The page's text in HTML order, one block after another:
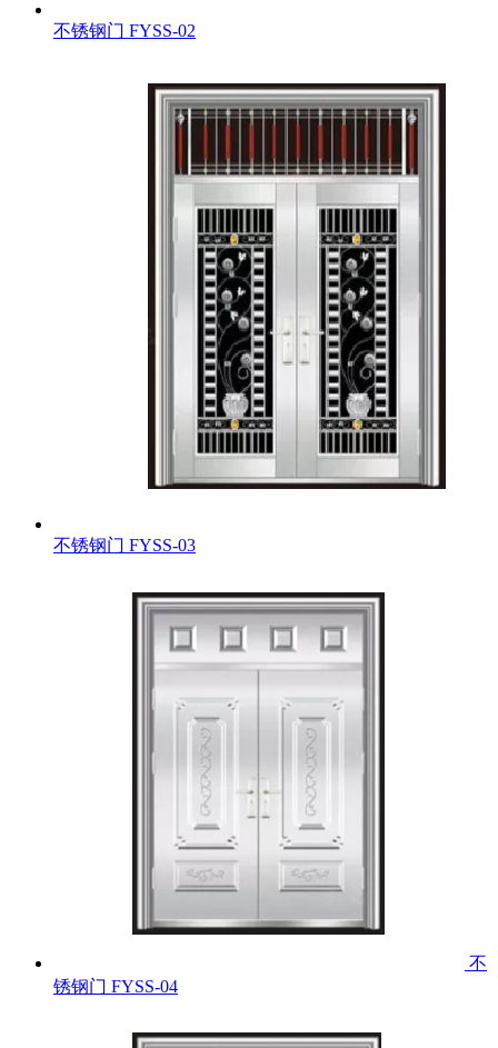
不锈钢门 FYSS-02
不锈钢门 FYSS-03
不
锈钢门 FYSS-04